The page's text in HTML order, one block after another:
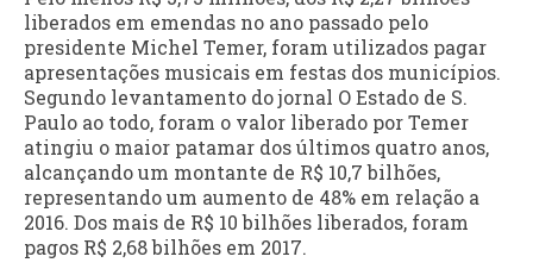
liberados em emendas no ano passado pelo
presidente Michel Temer, foram utilizados pagar
apresentações musicais em festas dos municípios.
Segundo levantamento do jornal O Estado de S.
Paulo ao todo, foram o valor liberado por Temer
atingiu o maior patamar dos últimos quatro anos,
alcançando um montante de R$ 10,7 bilhões,
representando um aumento de 48% em relação a
2016. Dos mais de R$ 10 bilhões liberados, foram
pagos R$ 2,68 bilhões em 2017.